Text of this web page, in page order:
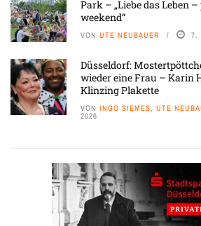
Park – „Liebe das Leben
weekend“
VON UTE NEUBAUER 7.
Düsseldorf:
wieder eine Frau – Karin
Klinzing Plakette
VON INGO SIEMES, UTE
2026